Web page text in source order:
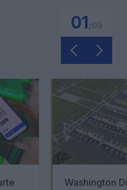
01
Washington